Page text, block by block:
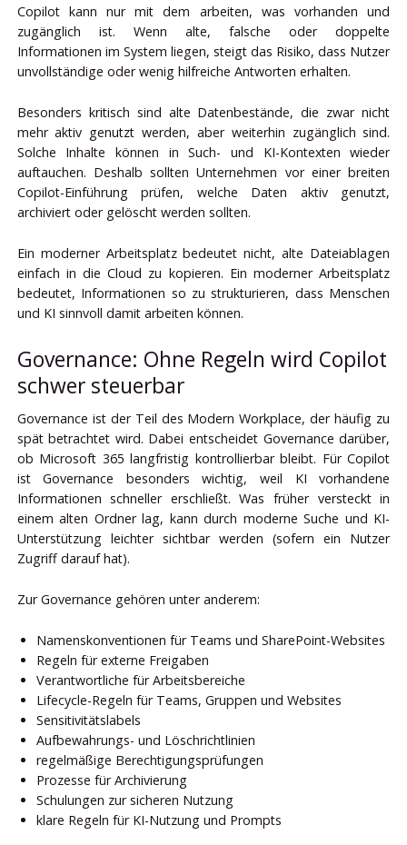
Copilot kann nur mit dem arbeiten, was vorhanden und
zugänglich ist. Wenn alte, falsche oder doppelte
Informationen im System liegen, steigt das Risiko, dass Nutzer
unvollständige oder wenig hilfreiche Antworten erhalten.
Besonders kritisch sind alte Datenbestände, die zwar nicht
mehr aktiv genutzt werden, aber weiterhin zugänglich sind.
Solche Inhalte können in Such- und KI-Kontexten wieder
auftauchen. Deshalb sollten Unternehmen vor einer breiten
Copilot-Einführung prüfen, welche Daten aktiv genutzt,
archiviert oder gelöscht werden sollten.
Ein moderner Arbeitsplatz bedeutet nicht, alte Dateiablagen
einfach in die Cloud zu kopieren. Ein moderner Arbeitsplatz
bedeutet, Informationen so zu strukturieren, dass Menschen
und KI sinnvoll damit arbeiten können.
Governance: Ohne Regeln wird Copilot
schwer steuerbar
Governance ist der Teil des Modern Workplace, der häufig zu
spät betrachtet wird. Dabei entscheidet Governance darüber,
ob Microsoft 365 langfristig kontrollierbar bleibt. Für Copilot
ist Governance besonders wichtig, weil KI vorhandene
Informationen schneller erschließt. Was früher versteckt in
einem alten Ordner lag, kann durch moderne Suche und KI-
Unterstützung leichter sichtbar werden (sofern ein Nutzer
Zugriff darauf hat).
Zur Governance gehören unter anderem:
Namenskonventionen für Teams und SharePoint-Websites
Regeln für externe Freigaben
Verantwortliche für Arbeitsbereiche
Lifecycle-Regeln für Teams, Gruppen und Websites
Sensitivitätslabels
Aufbewahrungs- und Löschrichtlinien
regelmäßige Berechtigungsprüfungen
Prozesse für Archivierung
Schulungen zur sicheren Nutzung
klare Regeln für KI-Nutzung und Prompts